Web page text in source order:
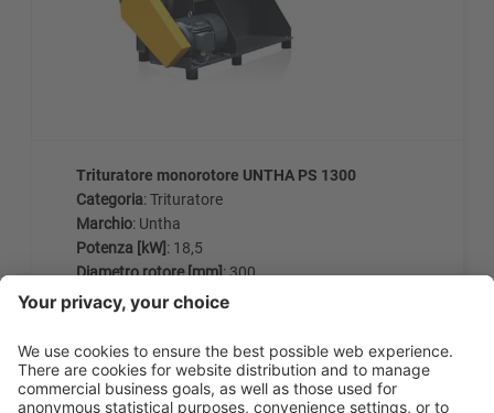
Trituratore monorotore UNTHA PS 1300
Categoria: Trituratore
Marchio: Untha
Potenza [kW]: 18,5
Diametro rotore [mm]: 300
INFORMAZIONI DETTAGLIATE
RICHIESTA